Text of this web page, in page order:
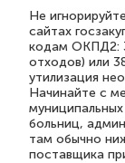
Не
сайтах
кодам ОКПД2:
отходов) или
утилизация
Начинайте с
больниц,
там обычно
поставщика